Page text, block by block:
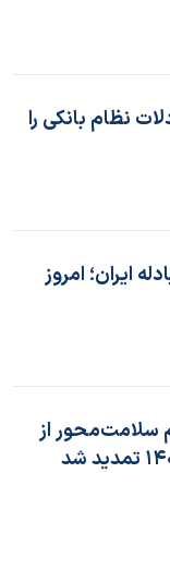
نظام بانکی را
ایران؛ امروز
سلامت‌محور از